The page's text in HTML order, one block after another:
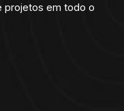
projetos em todo o